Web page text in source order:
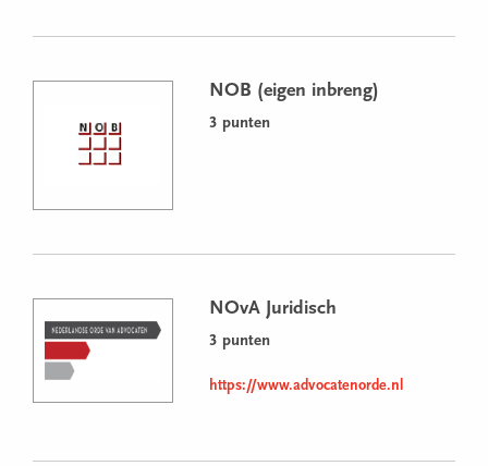
NOB (eigen inbreng)
3 punten
NOvA Juridisch
3 punten
https://www.advocatenorde.nl